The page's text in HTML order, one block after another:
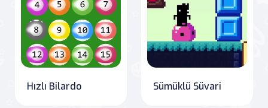
Hızlı Bilardo Sümüklü Süvari